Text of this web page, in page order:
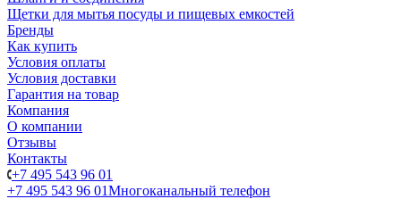
Щетки для мытья посуды и пищевых емкостей
Бренды
Как купить
Условия оплаты
Условия доставки
Гарантия на товар
Компания
О компании
Отзывы
Контакты
+7 495 543 96 01
+7 495 543 96 01Многоканальный телефон